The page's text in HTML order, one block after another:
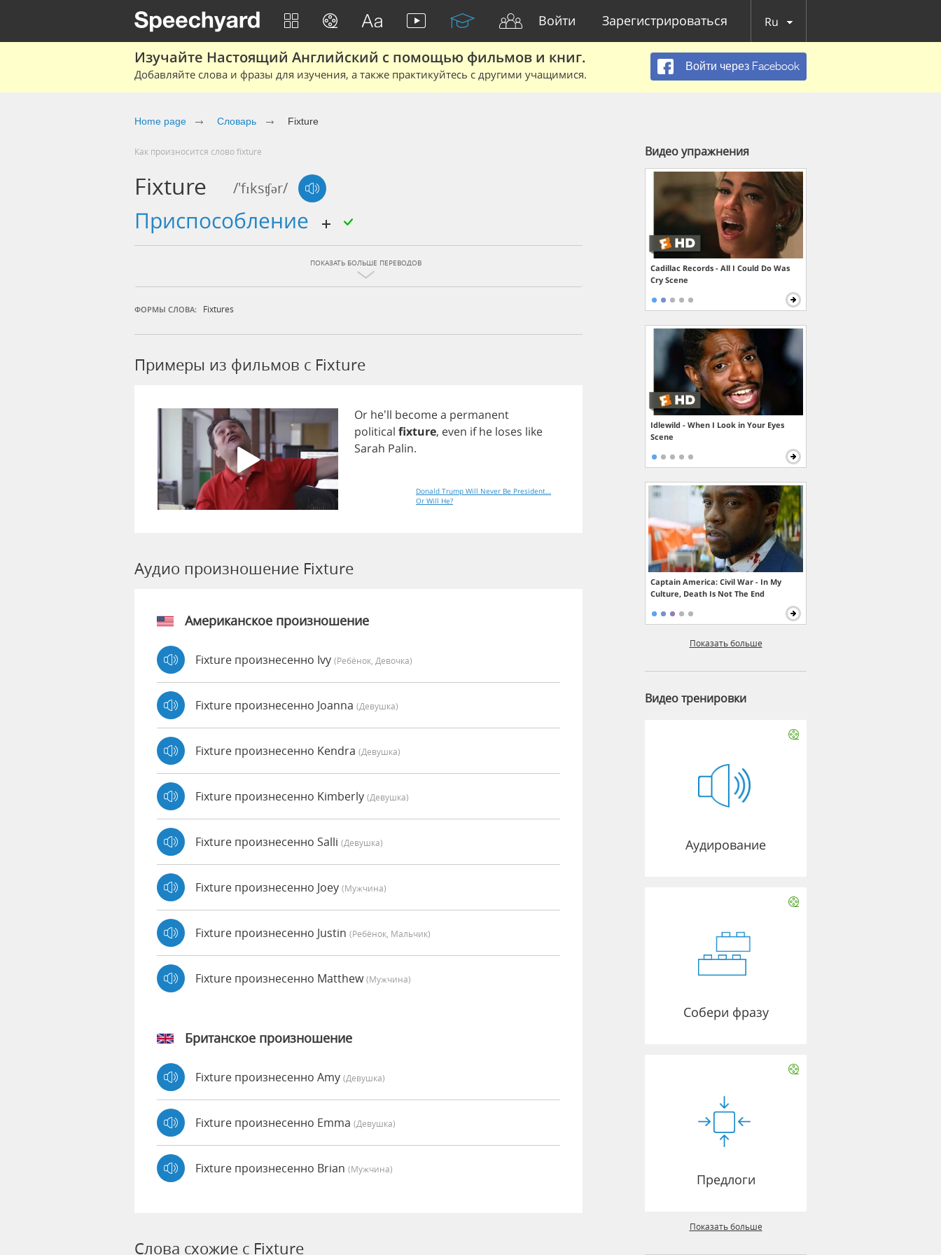
Войти Зарегистрироваться Ru
Изучайте Настоящий Английский с помощью фильмов и книг.
Добавляйте слова и фразы для изучения, а также практикуйтесь с другими учащимися.
Войти через Facebook
Home page Словарь Fixture
Как произносится слово fixture
Fixture /'fɪksʧər/
приспособление
ПОКАЗАТЬ БОЛЬШЕ ПЕРЕВОДОВ
ФОРМЫ СЛОВА: Fixtures
Примеры из фильмов c Fixture
Or he'll becomea permanent
political fixture, even if he loses like
Sarah Palin.
Donald Trump Will Never Be President…
Or Will He?
Аудио произношение Fixture
Американское произношение
Fixture произнесенно Ivy (Ребёнок, Девочка)
Fixture произнесенно Joanna (девушка)
Fixture произнесенно Kendra (девушка)
Fixture произнесенно Kimberly (девушка)
Fixture произнесенно Salli (девушка)
Fixture произнесенно Joey (мужчина)
Fixture произнесенно Justin (Ребёнок, Мальчик)
Fixture произнесенно Matthew(мужчина)
Британское произношение
Fixture произнесенно Amy (девушка)
Fixture произнесенно Emma (девушка)
Fixture произнесенно Brian (мужчина)
Слова схожие с Fixture
Видео упражнения
Cadillac Records - All I Could Do Was
Cry Scene
Idlewild - When I Look in Your Eyes
Scene
Captain America: Civil War - In My
Culture, Death Is Not The End
Показать больше
Видео тренировки
Аудирование
Собери фразу
Предлоги
Показать больше